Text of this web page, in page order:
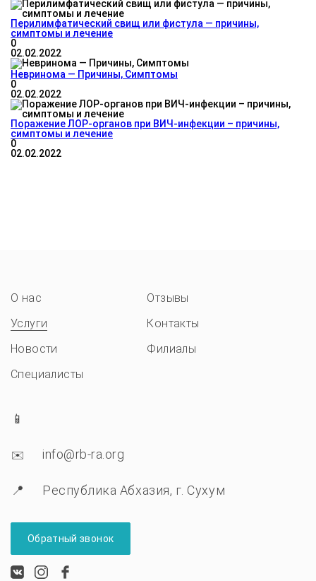
Перилимфатический свищ или фистула — причины,
симптомы и лечение
0
02.02.2022
Невринома — Причины, Симптомы
0
02.02.2022
Поражение ЛОР-органов при ВИЧ-инфекции – причины,
симптомы и лечение
0
02.02.2022
О нас
Услуги
Новости
Специалисты
Отзывы
Контакты
Филиалы
info@rb-ra.org
Республика Абхазия, г. Сухум
Обратный звонок